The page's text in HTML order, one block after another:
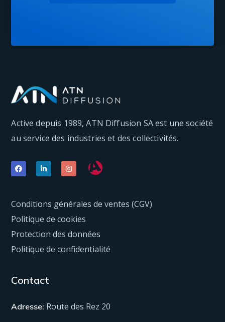
Active depuis 1989, ATN Diffusion SA est une société
au service des industries et des collectivités.
Conditions générales de ventes (CGV)
Politique de cookies
Protection des données
Politique de confidentialité
Contact
Adresse: Route des Rez 20